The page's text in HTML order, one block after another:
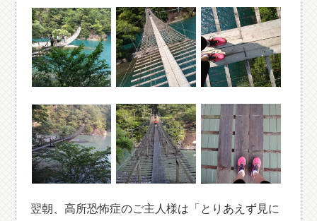
翌朝、高所恐怖症のご主人様は「とりあえず見に